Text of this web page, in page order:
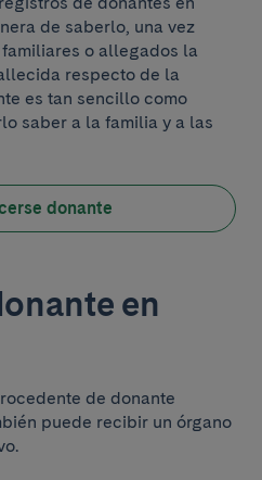
de saberlo, una vez
o allegados la
respecto de la
es tan sencillo como
saber a la familia y a las
donante
en
de donante
puede recibir un órgano